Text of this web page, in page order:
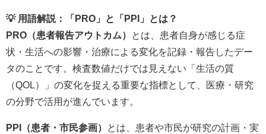
💡 用語解説：「PRO」と「PPI」とは？
PRO（患者報告アウトカム）
とは、患者自身が感じる症
状・生活への影響・治療による変化を記録・報告したデー
タのことです。検査数値だけでは見えない「生活の質
（QOL）」の変化を捉える重要な指標として、医療・研究
の分野で活用が進んでいます。
PPI（患者・市民参画）
とは、患者や市民が研究の計画・実